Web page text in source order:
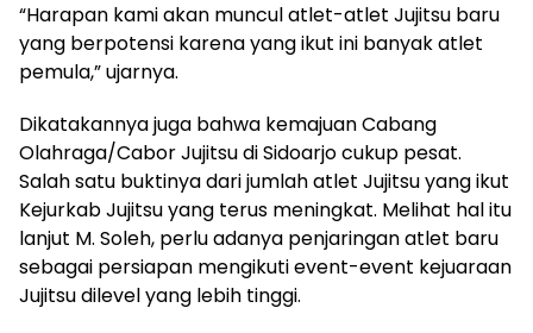
“Harapan kami akan muncul atlet-atlet Jujitsu baru
yang berpotensi karena yang ikut ini banyak atlet
pemula,” ujarnya.
Dikatakannya juga bahwa kemajuan Cabang
Olahraga/Cabor Jujitsu di Sidoarjo cukup pesat.
Salah satu buktinya dari jumlah atlet Jujitsu yang ikut
Kejurkab Jujitsu yang terus meningkat. Melihat hal itu
lanjut M. Soleh, perlu adanya penjaringan atlet baru
sebagai persiapan mengikuti event-event kejuaraan
Jujitsu dilevel yang lebih tinggi.